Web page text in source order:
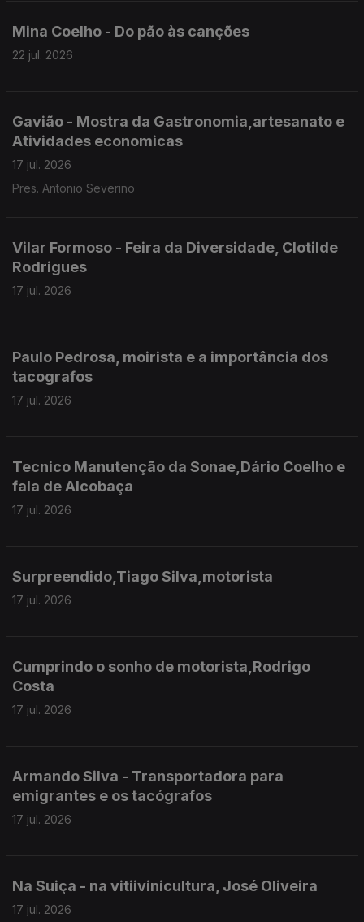
Mina Coelho - Do pão às canções
22 jul. 2026
Gavião - Mostra da Gastronomia,artesanato e
Atividades economicas
17 jul. 2026
Pres. Antonio Severino
Vilar Formoso - Feira da Diversidade, Clotilde
Rodrigues
17 jul. 2026
Paulo Pedrosa, moirista e a importância dos
tacografos
17 jul. 2026
Tecnico Manutenção da Sonae,Dário Coelho e
fala de Alcobaça
17 jul. 2026
Surpreendido,Tiago Silva,motorista
17 jul. 2026
Cumprindo o sonho de motorista,Rodrigo
Costa
17 jul. 2026
Armando Silva - Transportadora para
emigrantes e os tacógrafos
17 jul. 2026
Na Suiça - na vitiivinicultura, José Oliveira
17 jul. 2026